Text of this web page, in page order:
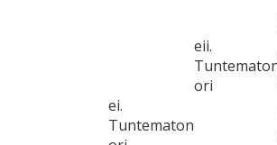
ei.
Tuntematon
eii.
ori